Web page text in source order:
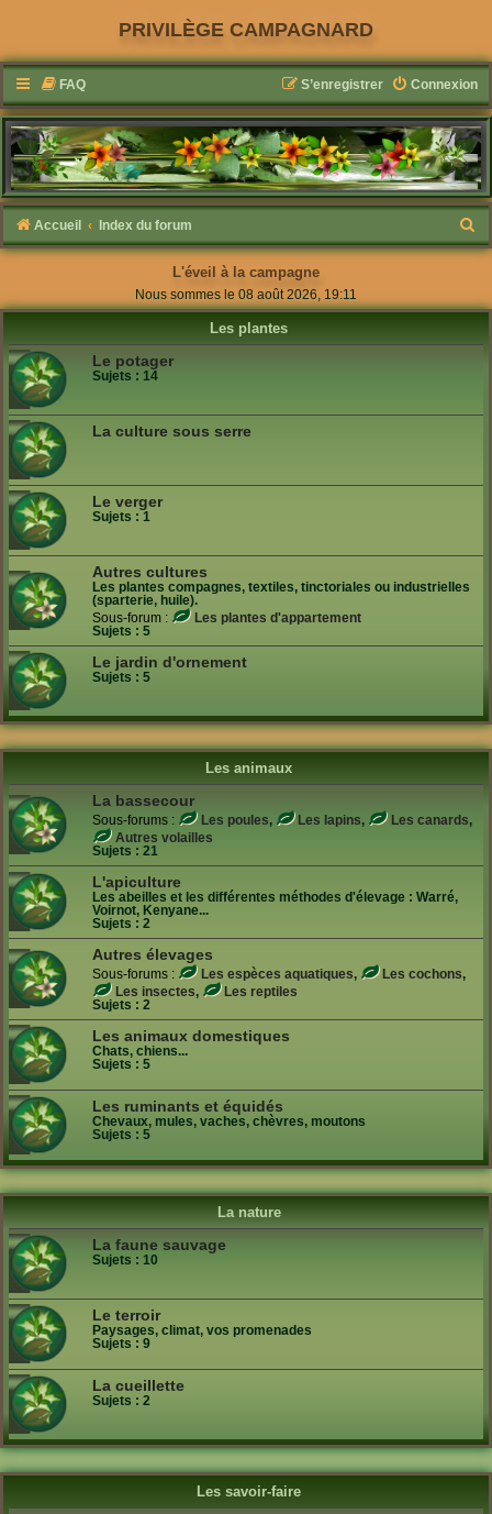
PRIVILÈGE CAMPAGNARD
FAQ Connexion
S’enregistrer
Accueil Index du forum
e
h
h
L'éveil à la campagne
Nous sommes le 08 août 2026, 19:11
Les plantes
Le potager
Sujets : 14
La culture sous serre
Le verger
Sujets : 1
Autres cultures
Les plantes compagnes, textiles, tinctoriales ou industrielles
(sparterie, huile).
Sous-forum :
Les plantes d'appartement
Sujets : 5
Le jardin d'ornement
Sujets : 5
Les animaux
La bassecour
Sous-forums : Les poules, Les lapins, Les canards,
Autres volailles
Sujets : 21
L'apiculture
Les abeilles et les différentes méthodes d'élevage : Warré,
Voirnot, Kenyane...
Sujets : 2
Autres élevages
Sous-forums : Les espèces aquatiques, Les cochons,
Les insectes,
Les reptiles
Sujets : 2
Les animaux domestiques
Chats, chiens...
Sujets : 5
Les ruminants et équidés
Chevaux, mules, vaches, chèvres, moutons
Sujets : 5
La nature
La faune sauvage
Sujets : 10
Le terroir
Paysages, climat, vos promenades
Sujets : 9
La cueillette
Sujets : 2
Les savoir-faire